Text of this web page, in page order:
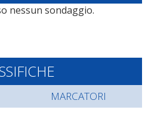
nessun sondaggio.
MARCATORI